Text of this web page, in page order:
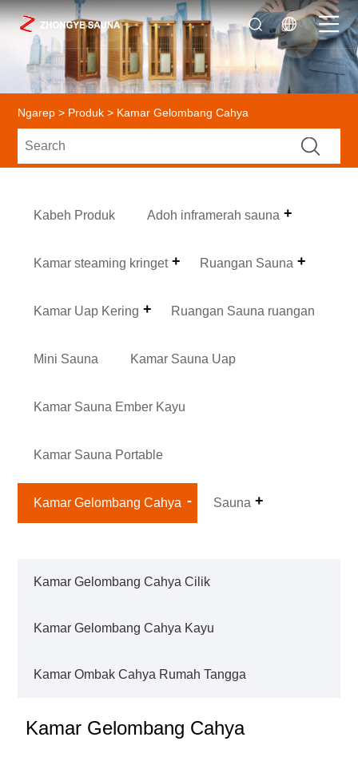
Ngarep > Produk > Kamar Gelombang Cahya
Kabeh Produk Adoh inframerah sauna
Kamar steaming kringet Ruangan Sauna
Kamar Uap Kering Ruangan Sauna ruangan
Mini Sauna Kamar Sauna Uap
Kamar Sauna Ember Kayu
Kamar Sauna Portable
Kamar Gelombang Cahya Sauna
Kamar Gelombang Cahya Cilik
Kamar Gelombang Cahya Kayu
Kamar Ombak Cahya Rumah Tangga
Kamar Gelombang Cahya